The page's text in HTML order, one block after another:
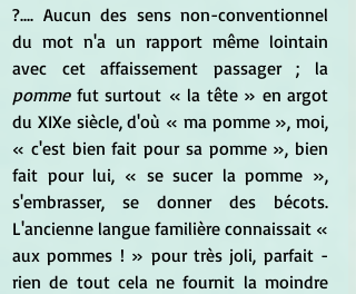
?.... Aucun des sens non-conventionnel
du mot n'a un rapport même lointain
pomme fut surtout « la tête » en argot
du XIXe siècle, d'où « ma pomme », moi,
« c'est bien fait pour sa pomme », bien
fait pour lui, « se sucer la pomme »,
s'embrasser, se donner des bécots.
L'ancienne langue familière connaissait «
aux pommes ! » pour très joli, parfait -
rien de tout cela ne fournit la moindre